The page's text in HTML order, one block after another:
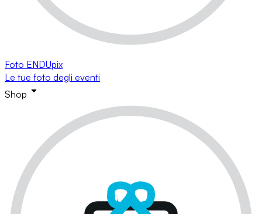
Foto ENDUpix
Le tue foto degli eventi
Shop